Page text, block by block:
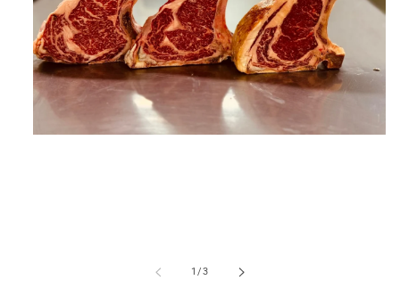
1/de
3